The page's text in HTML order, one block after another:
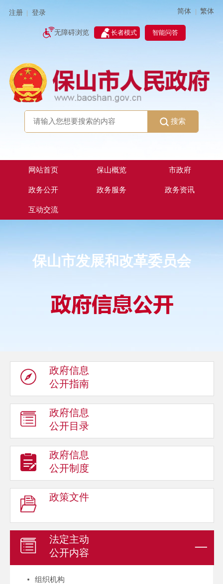
注册 登录 简体 | 繁体
无障碍浏览 长者模式 智能问答
搜索
网站首页 保山概览 市政府
政务公开 政务服务 政务资讯
互动交流
保山市发展和改革委员会
政府信息
公开指南
政府信息
公开目录
政府信息
公开制度
政策文件
法定主动
公开内容
组织机构